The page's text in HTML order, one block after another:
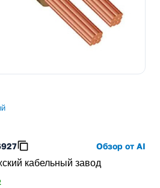
Обзор от AI
кабельный завод